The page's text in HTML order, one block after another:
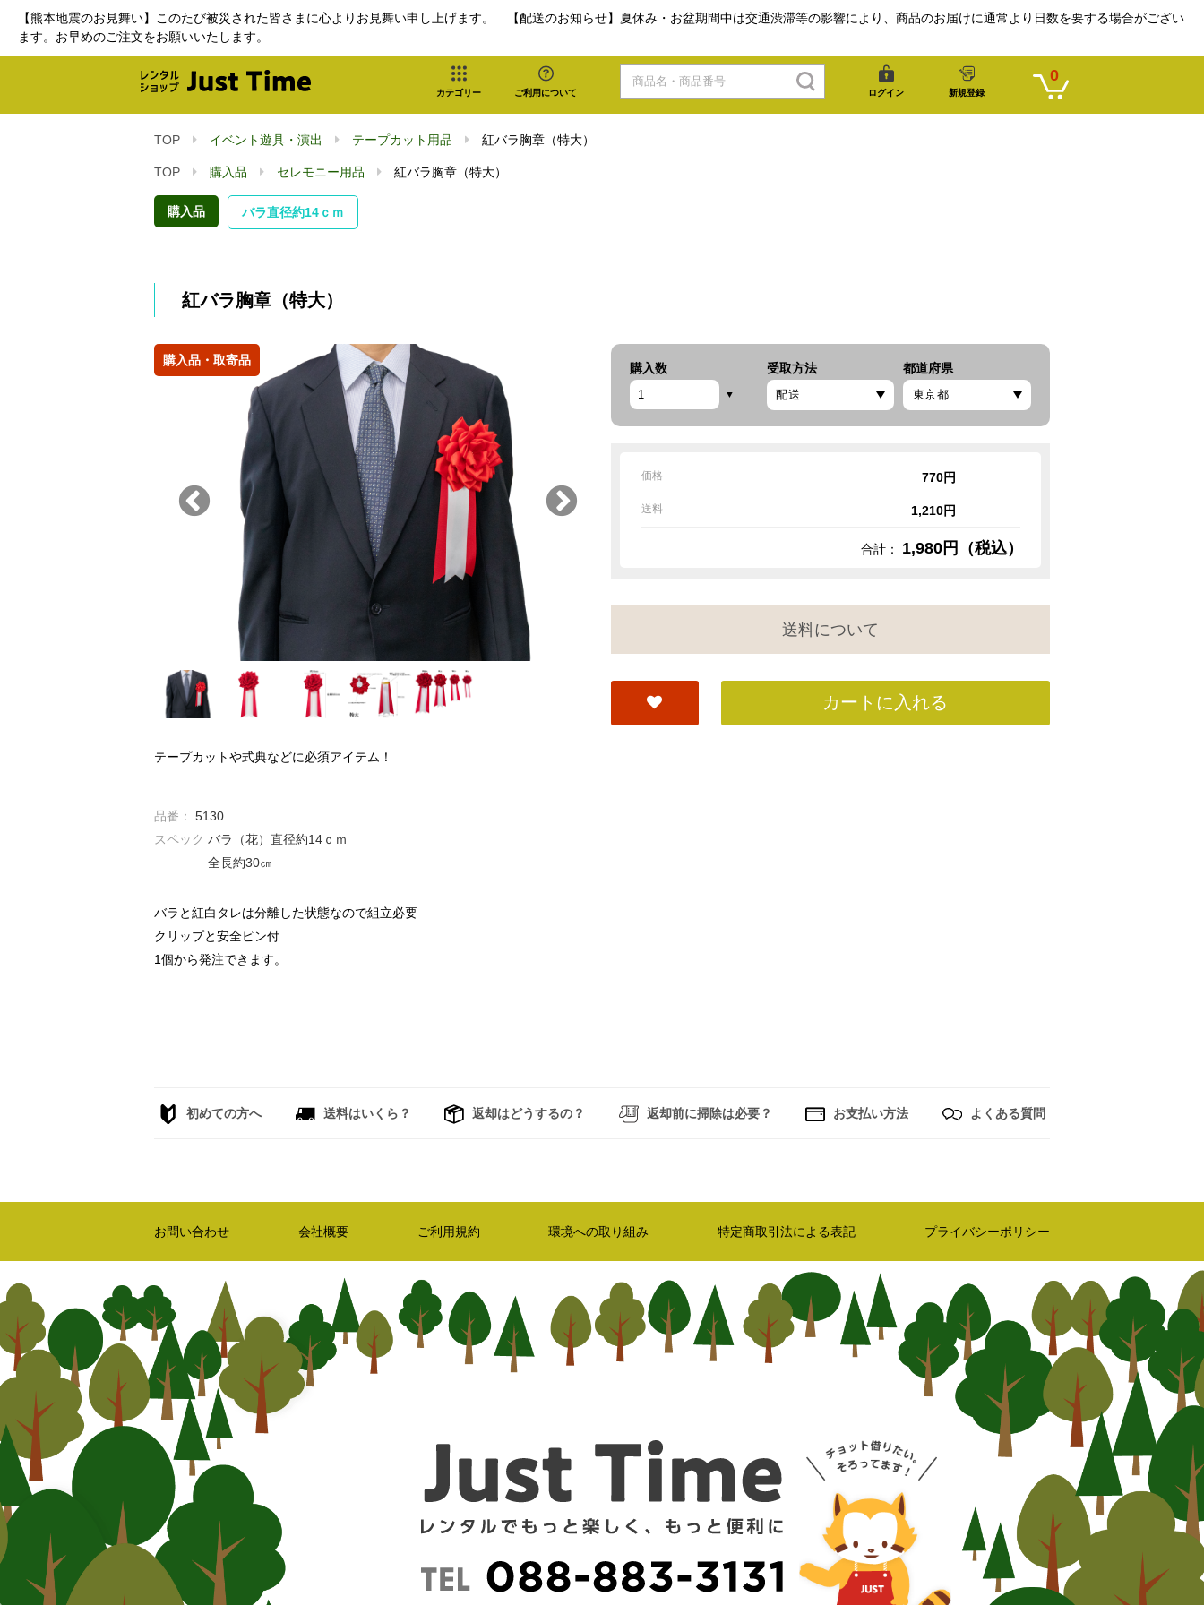
【熊本地震のお見舞い】このたび被災された皆さまに心よりお見舞い申し上げます。 【配送のお知らせ】夏休み・お盆期間中は交通渋滞等の影響により、商品のお届けに通常より日数を要する場合がござい
ます。お早めのご注文をお願いいたします。
カテゴリー ご利用について ログイン 新規登録
0
TOP イベント遊具・演出 テープカット用品 紅バラ胸章（特大）
TOP 購入品 セレモニー用品 紅バラ胸章（特大）
購入品 バラ直径約14ｃｍ
紅バラ胸章（特大）
購入品・取寄品
テープカットや式典などに必須アイテム！
品番：
5130
スペック バラ（花）直径約14ｃｍ
全長約30㎝
バラと紅白タレは分離した状態なので組立必要
クリップと安全ピン付
1個から発注できます。
購入数 受取方法 都道府県
価格 770円
送料 1,210円
合計： 1,980円（税込）
送料について
カートに入れる
初めての方へ 送料はいくら？ 返却はどうするの？ 返却前に掃除は必要？ お支払い方法 よくある質問
お問い合わせ 会社概要 ご利用規約 環境への取り組み 特定商取引法による表記 プライバシーポリシー